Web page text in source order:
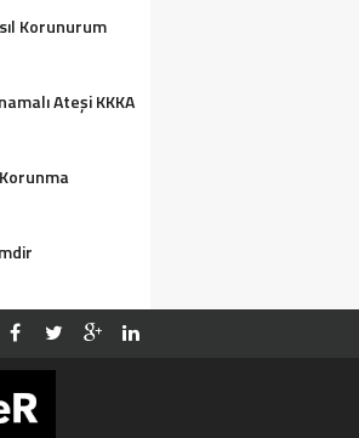
Korunurum
Ateşi KKKA